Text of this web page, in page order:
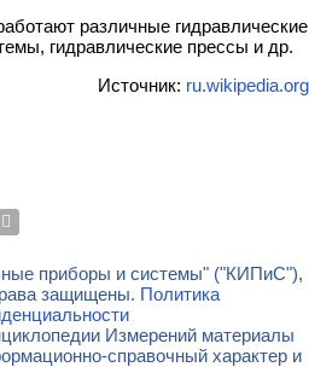
различные гидравлические
гидравлические прессы и др.
Источник: ru.wikipedia.org
приборы и системы" ("КИПиС"),
защищены. Политика
Измерений материалы
справочный характер и